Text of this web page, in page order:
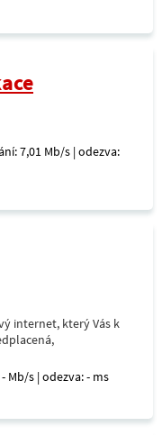
7,01 Mb/s | odezva:
internet, který Vás k
Mb/s | odezva: - ms